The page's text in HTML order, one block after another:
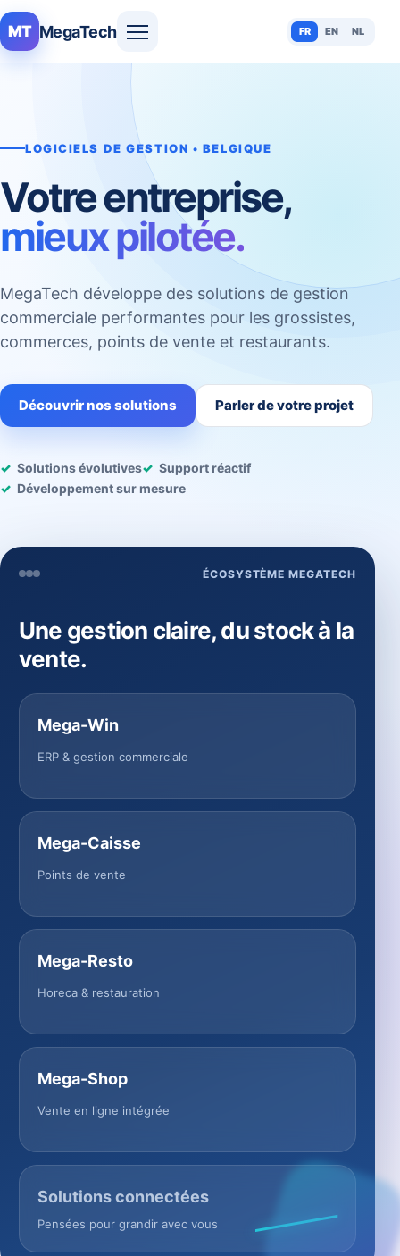
MT MegaTech FR EN NL
LOGICIELS DE GESTION • BELGIQUE
Votre entreprise,
mieux pilotée.
MegaTech développe des solutions de gestion
commerciale performantes pour les grossistes,
commerces, points de vente et restaurants.
Découvrir nos solutions Parler de votre projet
Solutions évolutives
Support réactif
Développement sur mesure
ÉCOSYSTÈME MEGATECH
Une gestion claire, du stock à la
vente.
Mega-Win
ERP & gestion commerciale
Mega-Caisse
Points de vente
Mega-Resto
Horeca & restauration
Mega-Shop
Vente en ligne intégrée
Solutions connectées
Pensées pour grandir avec vous